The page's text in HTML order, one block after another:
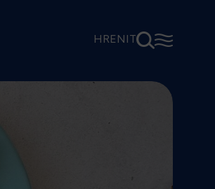
HREN IT⚲☰